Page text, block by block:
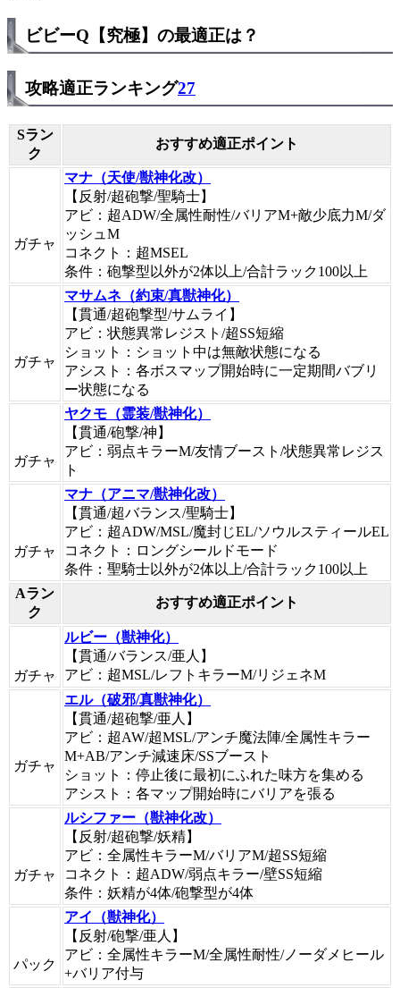
ビビーQ【究極】の最適正は？
攻略適正ランキング27
Sラン
ク
おすすめ適正ポイント
ガチャ
マナ（天使/獣神化改）
【反射/超砲撃/聖騎士】
アビ：超ADW/全属性耐性/バリアM+敵少底力M/ダ
ッシュM
コネクト：超MSEL
条件：砲撃型以外が2体以上/合計ラック100以上
ガチャ
マサムネ（約束/真獣神化）
【貫通/超砲撃型/サムライ】
アビ：状態異常レジスト/超SS短縮
ショット：ショット中は無敵状態になる
アシスト：各ボスマップ開始時に一定期間バブリ
ー状態になる
ガチャ
ヤクモ（霊装/獣神化）
【貫通/砲撃/神】
アビ：弱点キラーM/友情ブースト/状態異常レジス
ト
ガチャ
マナ（アニマ/獣神化改）
【貫通/超バランス/聖騎士】
アビ：超ADW/MSL/魔封じEL/ソウルスティールEL
コネクト：ロングシールドモード
条件：聖騎士以外が2体以上/合計ラック100以上
Aラン
ク
おすすめ適正ポイント
ガチャ
ルビー（獣神化）
【貫通/バランス/亜人】
アビ：超MSL/レフトキラーM/リジェネM
ガチャ
エル（破邪/真獣神化）
【貫通/超砲撃/亜人】
アビ：超AW/超MSL/アンチ魔法陣/全属性キラー
M+AB/アンチ減速床/SSブースト
ショット：停止後に最初にふれた味方を集める
アシスト：各マップ開始時にバリアを張る
ガチャ
ルシファー（獣神化改）
【反射/超砲撃/妖精】
アビ：全属性キラーM/バリアM/超SS短縮
コネクト：超ADW/弱点キラー/壁SS短縮
条件：妖精が4体/砲撃型が4体
パック
アイ（獣神化）
【反射/砲撃/亜人】
アビ：全属性キラーM/全属性耐性/ノーダメヒール
+バリア付与